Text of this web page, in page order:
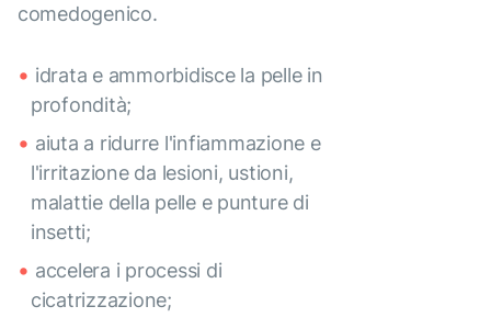
comedogenico.
idrata e ammorbidisce la pelle in
profondità;
aiuta a ridurre l'infiammazione e
l'irritazione da lesioni, ustioni,
malattie della pelle e punture di
insetti;
accelera i processi di
cicatrizzazione;